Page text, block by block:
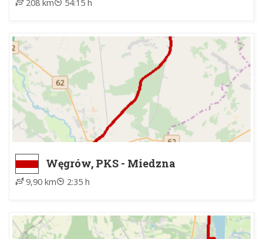
208 km
54:15 h
Węgrów, PKS - Miedzna
9,90 km 2:35 h